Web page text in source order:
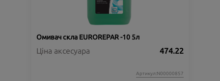
Омивач скла EUROREPAR -10 5л
Ціна аксесуара 474.22
Артикул:N00000857